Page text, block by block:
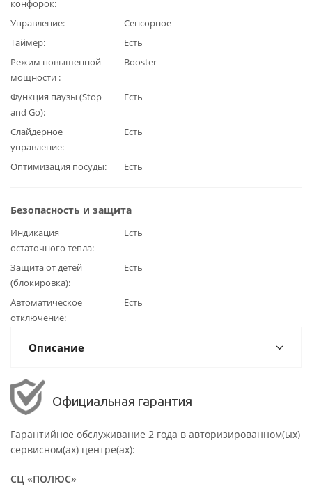
конфорок
Управление
Сенсорное
Таймер
Есть
Режим повышенной
мощности
Booster
Функция паузы (Stop
and Go)
Есть
Слайдерное
управление
Есть
Оптимизация посуды Есть
Безопасность и защита
Индикация
остаточного тепла
Есть
Защита от детей
(блокировка)
Есть
Автоматическое
отключение
Есть
Описание
Официальная гарантия
Гарантийное обслуживание 2 года в авторизированном(ых)
сервисном(ах) центре(ах):
СЦ «ПОЛЮС»